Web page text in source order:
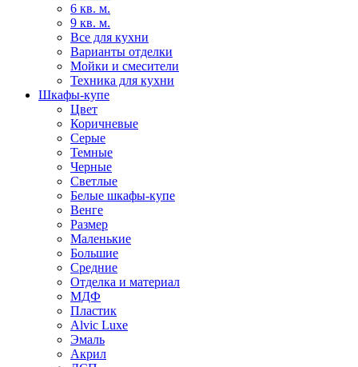
6 кв. м.
9 кв. м.
Все для кухни
Варианты отделки
Мойки и смесители
Техника для кухни
Шкафы-купе
Цвет
Коричневые
Серые
Темные
Черные
Светлые
Белые шкафы-купе
Венге
Размер
Маленькие
Большие
Средние
Отделка и материал
МДФ
Пластик
Alvic Luxe
Эмаль
Акрил